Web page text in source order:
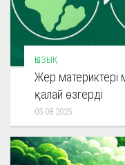
ҚЫЗЫҚ
Жер
қалай өзгерді
05.08.2025